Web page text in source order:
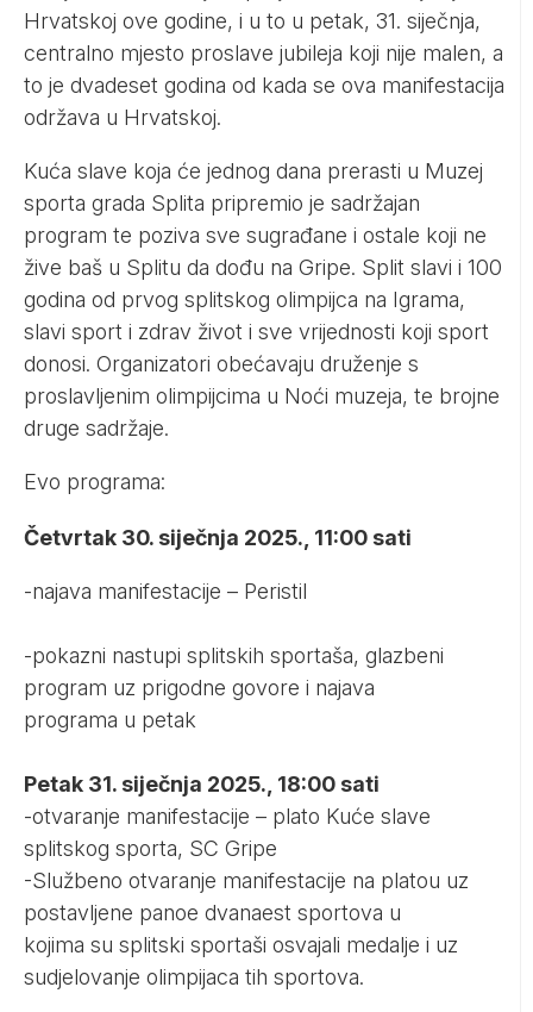
Hrvatskoj ove godine, i u to u petak, 31. siječnja,
centralno mjesto proslave jubileja koji nije malen, a
to je dvadeset godina od kada se ova manifestacija
održava u Hrvatskoj.
Kuća slave koja će jednog dana prerasti u Muzej
sporta grada Splita pripremio je sadržajan
program te poziva sve sugrađane i ostale koji ne
žive baš u Splitu da dođu na Gripe. Split slavi i 100
godina od prvog splitskog olimpijca na Igrama,
slavi sport i zdrav život i sve vrijednosti koji sport
donosi. Organizatori obećavaju druženje s
proslavljenim olimpijcima u Noći muzeja, te brojne
druge sadržaje.
Evo programa:
Četvrtak 30. siječnja 2025., 11:00 sati
-najava manifestacije – Peristil
-pokazni nastupi splitskih sportaša, glazbeni
program uz prigodne govore i najava
programa u petak
Petak 31. siječnja 2025., 18:00 sati
-otvaranje manifestacije – plato Kuće slave
splitskog sporta, SC Gripe
-Službeno otvaranje manifestacije na platou uz
postavljene panoe dvanaest sportova u
kojima su splitski sportaši osvajali medalje i uz
sudjelovanje olimpijaca tih sportova.